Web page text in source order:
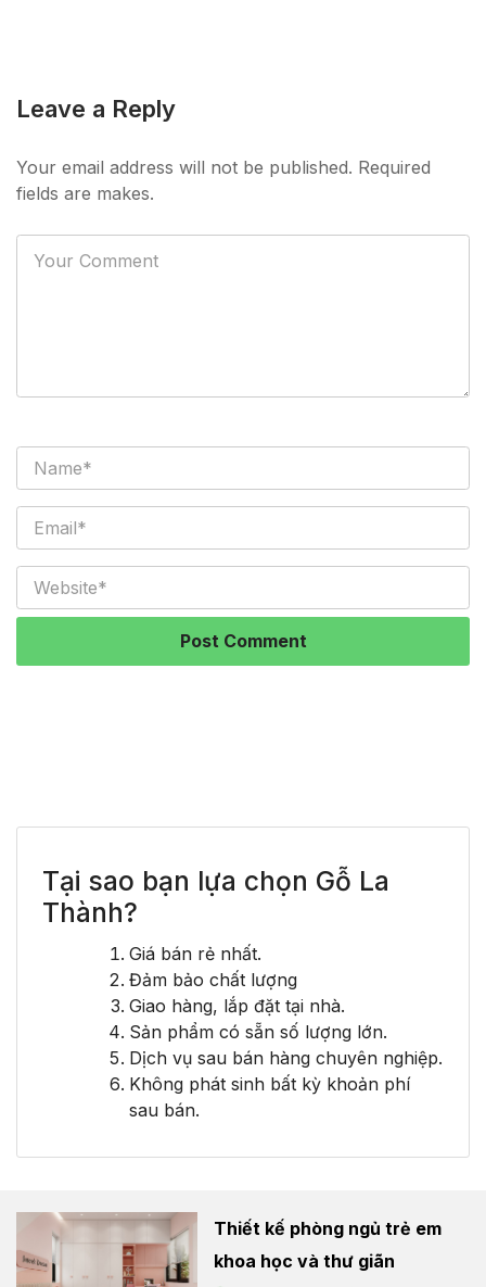
Tại sao bạn lựa chọn Gỗ La
Thành?
Giá bán rẻ nhất.
Đảm bảo chất lượng
Giao hàng, lắp đặt tại nhà.
Sản phẩm có sẵn số lượng lớn.
Dịch vụ sau bán hàng chuyên nghiệp.
Không phát sinh bất kỳ khoản phí
sau bán.
Leave a Reply
Your email address will not be published. Required
fields are makes.
Thiết kế phòng ngủ trẻ em
khoa học và thư giãn